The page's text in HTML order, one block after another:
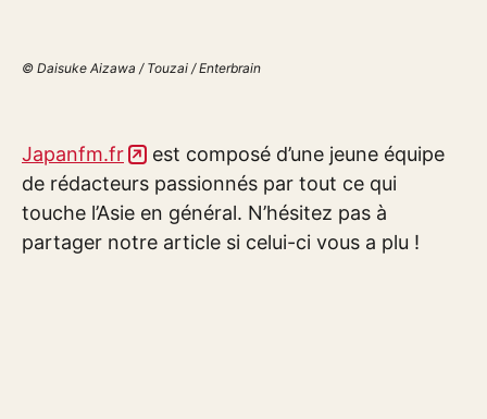
© Daisuke Aizawa / Touzai / Enterbrain
Japanfm.fr
est composé d’une jeune équipe
de rédacteurs passionnés par tout ce qui
touche l’Asie en général. N’hésitez pas à
partager notre article si celui-ci vous a plu !